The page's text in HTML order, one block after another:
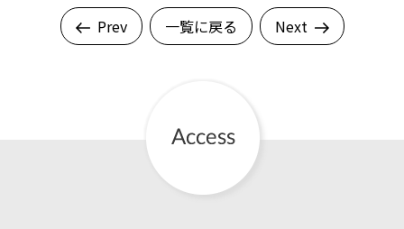
Prev 一覧に戻る Next